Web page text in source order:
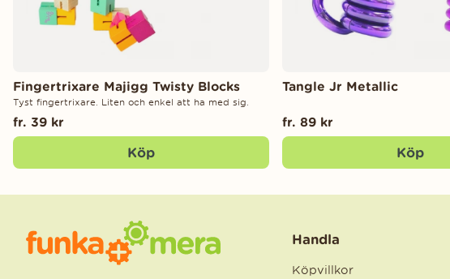
Fingertrixare Majigg Twisty Blocks
Tyst fingertrixare. Liten och enkel att ha med sig.
fr. 39 kr
Köp
Tangle Jr Metallic
fr. 89 kr
Köp
Handla
Köpvillkor